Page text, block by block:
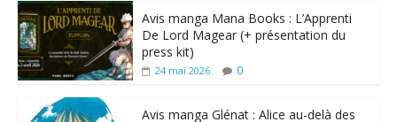
Avis manga Mana Books : L’Apprenti
De Lord Magear (+ présentation du
press kit)
24 mai 2026 0
Avis manga Glénat : Alice au-delà des